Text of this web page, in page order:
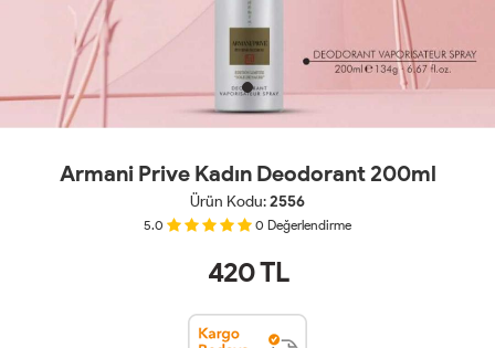
Armani Prive Kadın Deodorant 200ml
Ürün Kodu:2556
5.0 0 Değerlendirme
420TL